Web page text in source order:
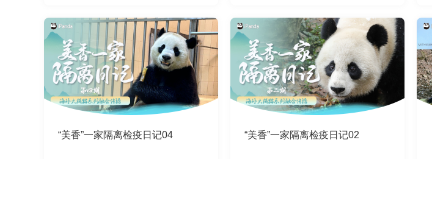
“美香”一家隔离检疫日记04 “美香”一家隔离检疫日记02